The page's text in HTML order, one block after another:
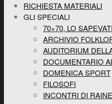
RICHIESTA MATERIALI
GLI SPECIALI
70×70, LO
ARCHIVIO
AUDITORIUM
DOCUMENTARIO
DOMENICA SPORT
FILOSOFI
INCONTRI DI